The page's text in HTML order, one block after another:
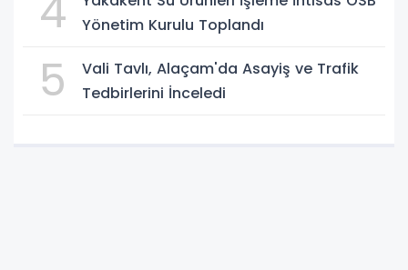
4
Yönetim Kurulu Toplandı
5
Vali Tavlı, Alaçam'da Asayiş ve Trafik
Tedbirlerini İnceledi